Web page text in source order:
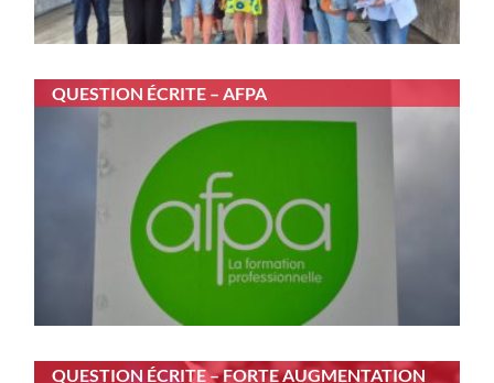
QUESTION ÉCRITE – AFPA
QUESTION ÉCRITE – FORTE AUGMENTATION